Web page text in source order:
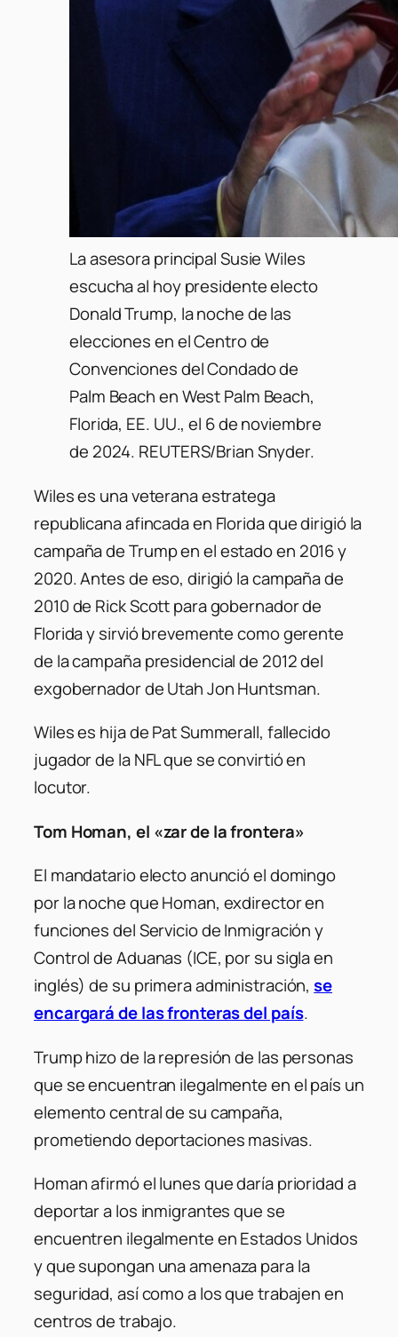
La asesora principal Susie Wiles
escucha al hoy presidente electo
Donald Trump, la noche de las
elecciones en el Centro de
Convenciones del Condado de
Palm Beach en West Palm Beach,
Florida, EE. UU., el 6 de noviembre
de 2024. REUTERS/Brian Snyder.
Wiles es una veterana estratega
republicana afincada en Florida que dirigió la
campaña de Trump en el estado en 2016 y
2020. Antes de eso, dirigió la campaña de
2010 de Rick Scott para gobernador de
Florida y sirvió brevemente como gerente
de la campaña presidencial de 2012 del
exgobernador de Utah Jon Huntsman.
Wiles es hija de Pat Summerall, fallecido
jugador de la NFL que se convirtió en
locutor.
Tom Homan, el «zar de la frontera»
El mandatario electo anunció el domingo
por la noche que Homan, exdirector en
funciones del Servicio de Inmigración y
Control de Aduanas (ICE, por su sigla en
inglés) de su primera administración,se
encargará de las fronteras del país.
Trump hizo de la represión de las personas
que se encuentran ilegalmente en el país un
elemento central de su campaña,
prometiendo deportaciones masivas.
Homan afirmó el lunes que daría prioridad a
deportar a los inmigrantes que se
encuentren ilegalmente en Estados Unidos
y que supongan una amenaza para la
seguridad, así como a los que trabajen en
centros de trabajo.